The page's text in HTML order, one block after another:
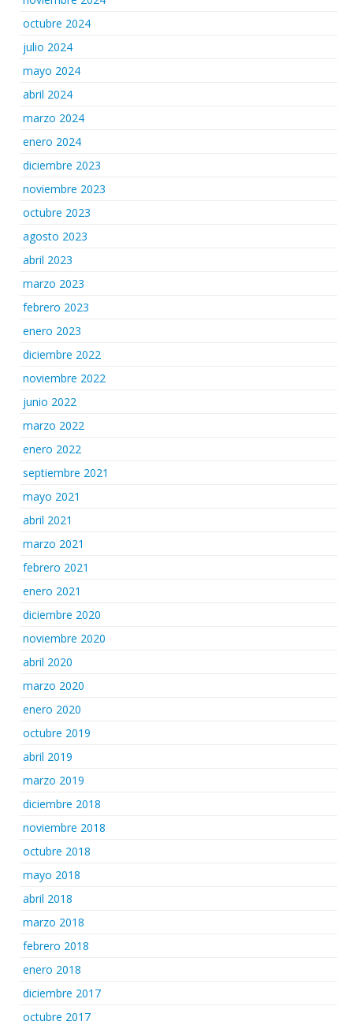
octubre 2024
julio 2024
mayo 2024
abril 2024
marzo 2024
enero 2024
diciembre 2023
noviembre 2023
octubre 2023
agosto 2023
abril 2023
marzo 2023
febrero 2023
enero 2023
diciembre 2022
noviembre 2022
junio 2022
marzo 2022
enero 2022
septiembre 2021
mayo 2021
abril 2021
marzo 2021
febrero 2021
enero 2021
diciembre 2020
noviembre 2020
abril 2020
marzo 2020
enero 2020
octubre 2019
abril 2019
marzo 2019
diciembre 2018
noviembre 2018
octubre 2018
mayo 2018
abril 2018
marzo 2018
febrero 2018
enero 2018
diciembre 2017
octubre 2017